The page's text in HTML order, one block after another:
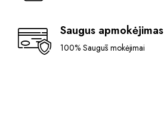
Saugus apmokėjimas
100% Saugūs mokėjimai